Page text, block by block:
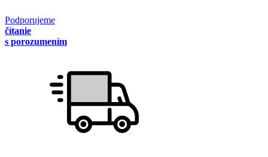
Podporujeme
čítanie
s porozumením